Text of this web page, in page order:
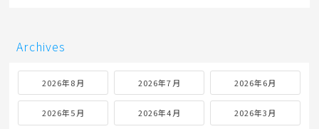
Archives
2026年8月 2026年7月 2026年6月
2026年5月 2026年4月 2026年3月